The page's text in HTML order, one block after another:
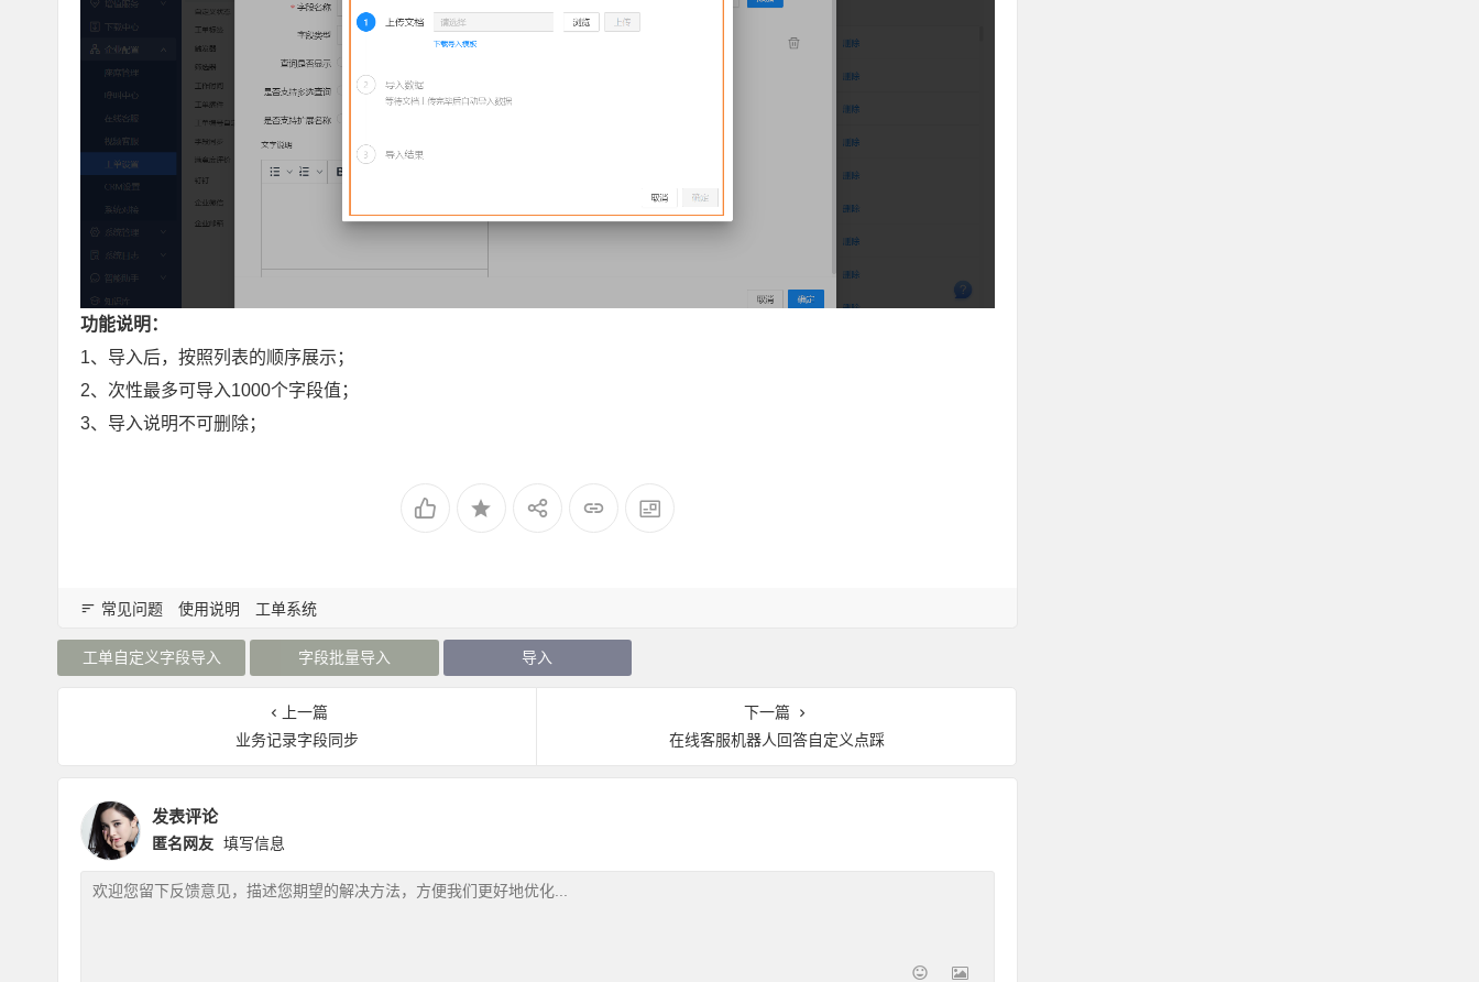
功能说明：
1、导入后，按照列表的顺序展示；
2、次性最多可导入1000个字段值；
3、导入说明不可删除；
常见问题 使用说明 工单系统
工单自定义字段导入 字段批量导入 导入
上一篇
业务记录字段同步
下一篇
在线客服机器人回答自定义点踩
发表评论
匿名网友 填写信息